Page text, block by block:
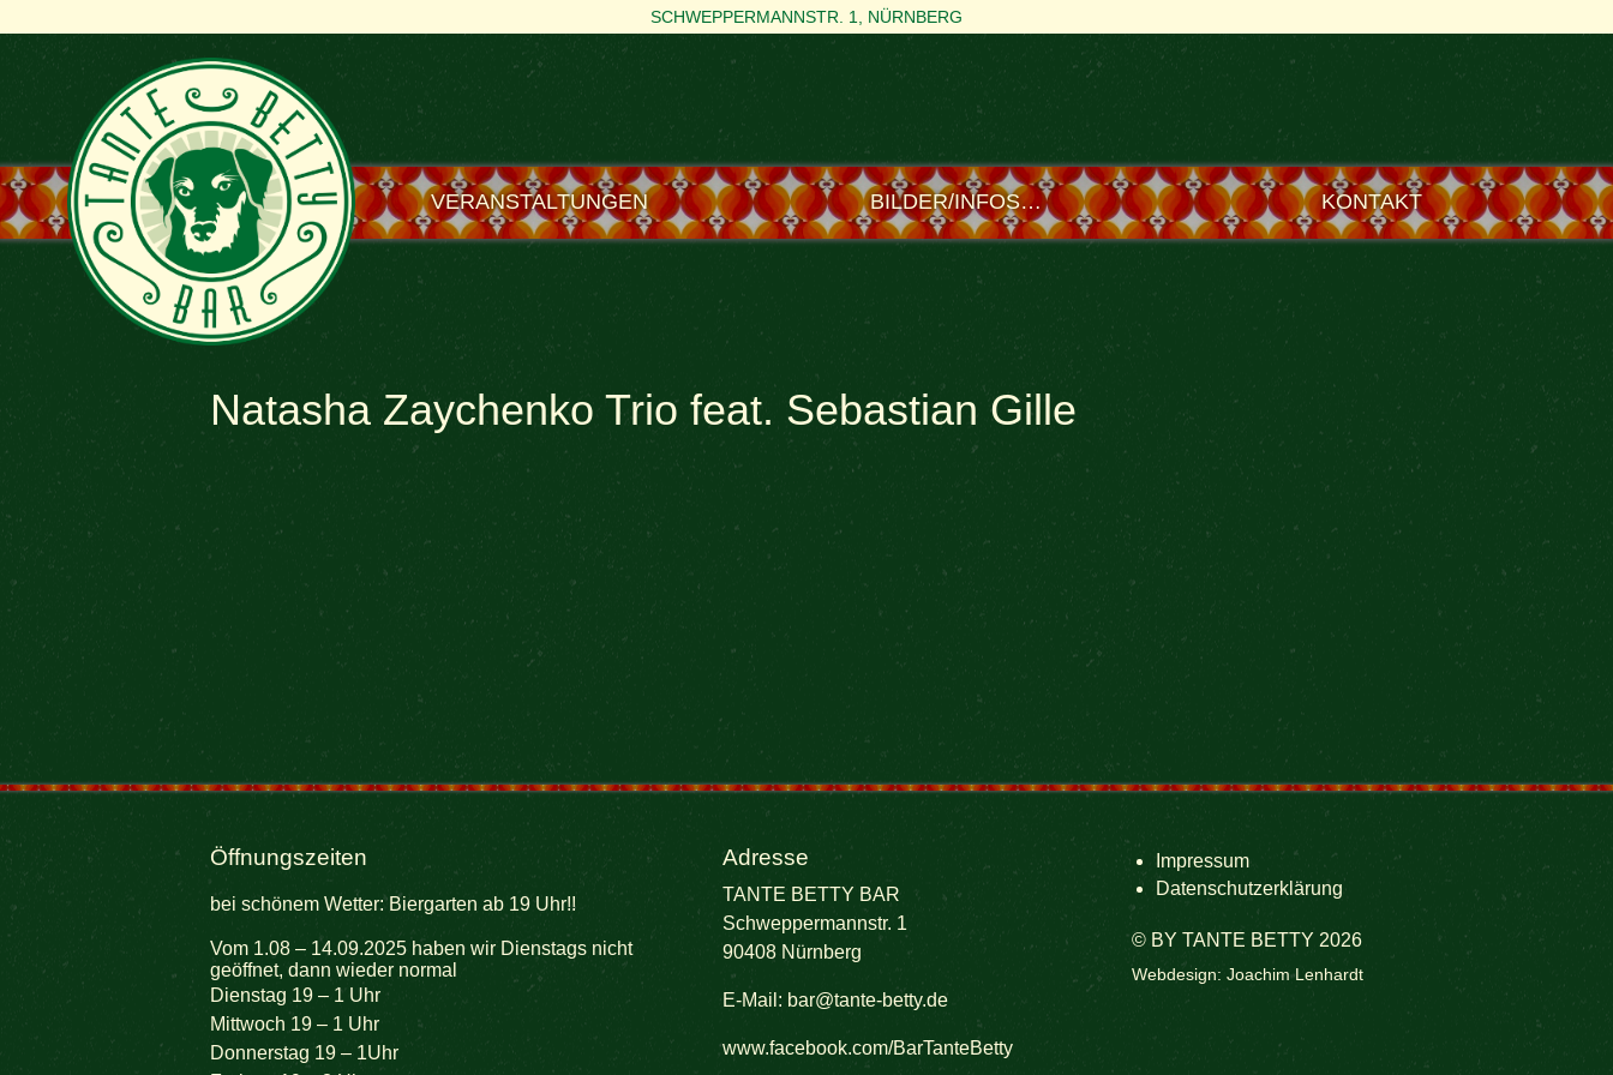
SCHWEPPERMANNSTR. 1, NÜRNBERG
VERANSTALTUNGEN BILDER/INFOS… KONTAKT
Natasha Zaychenko Trio feat. Sebastian Gille
Öffnungszeiten
bei schönem Wetter: Biergarten ab 19 Uhr!!
Vom 1.08 – 14.09.2025 haben wir Dienstags nicht
geöffnet, dann wieder normal
Dienstag 19 – 1 Uhr
Mittwoch 19 – 1 Uhr
Donnerstag 19 – 1Uhr
Adresse
TANTE BETTY BAR
Schweppermannstr. 1
90408 Nürnberg
E-Mail: bar@tante-betty.de
www.facebook.com/BarTanteBetty
Impressum
Datenschutzerklärung
© BY TANTE BETTY 2026
Webdesign: Joachim Lenhardt